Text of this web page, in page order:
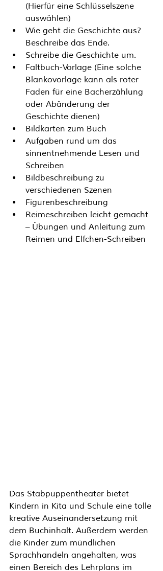
(Hierfür eine Schlüsselszene
auswählen)
Wie geht die Geschichte aus?
Beschreibe das Ende.
Schreibe die Geschichte um.
Faltbuch-Vorlage (Eine solche
Blankovorlage kann als roter
Faden für eine Bacherzählung
oder Abänderung der
Geschichte dienen)
Bildkarten zum Buch
Aufgaben rund um das
sinnentnehmende Lesen und
Schreiben
Bildbeschreibung zu
verschiedenen Szenen
Figurenbeschreibung
Reimeschreiben leicht gemacht
– Übungen und Anleitung zum
Reimen und Elfchen-Schreiben
Das Stabpuppentheater bietet
Kindern in Kita und Schule eine tolle
kreative Auseinandersetzung mit
dem Buchinhalt. Außerdem werden
die Kinder zum mündlichen
Sprachhandeln angehalten, was
einen Bereich des Lehrplans im